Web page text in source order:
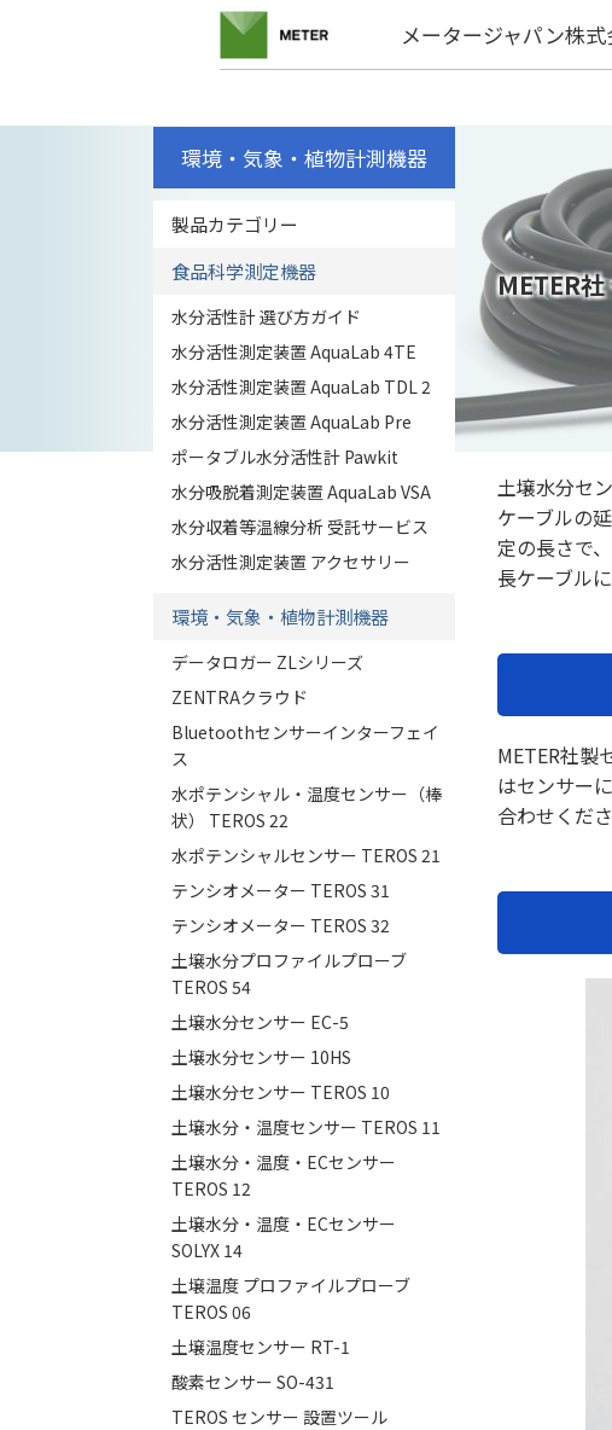
メータージャパン株
環境・気象・植物計測機器
METER
製品カテゴリー
食品科学測定機器
水分活性計 選び方ガイド
水分活性測定装置 AquaLab 4TE
水分活性測定装置 AquaLab TDL 2
水分活性測定装置 AquaLab Pre
ポータブル水分活性計 Pawkit
水分吸脱着測定装置 AquaLab VSA
水分収着等温線分析 受託サービス
水分活性測定装置 アクセサリー
環境・気象・植物計測機器
データロガー ZLシリーズ
ZENTRAクラウド
Bluetoothセンサーインターフェイ
ス
水ポテンシャル・温度センサー（棒
状） TEROS 22
水ポテンシャルセンサー TEROS 21
テンシオメーター TEROS 31
テンシオメーター TEROS 32
土壌水分プロファイルプローブ
TEROS 54
土壌水分センサー EC-5
土壌水分センサー 10HS
土壌水分センサー TEROS 10
土壌水分・温度センサー TEROS 11
土壌水分・温度・ECセンサー
TEROS 12
土壌水分・温度・ECセンサー
SOLYX 14
土壌温度 プロファイルプローブ
TEROS 06
土壌温度センサー RT-1
酸素センサー SO-431
TEROS センサー 設置ツール
土壌水分セ
ケーブルの
定の長さで
長ケーブル
METER社製
はセンサー
合わせくださ